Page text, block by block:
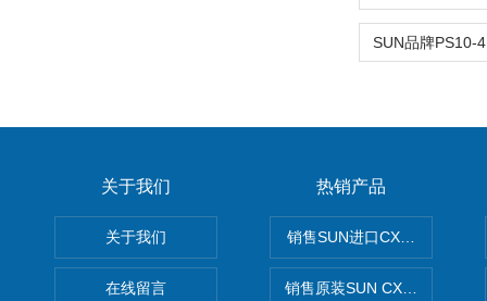
关于我们
关于我们
在线留言
热销产品
销售SUN进口CXGDXCN插
销售原装SUN CXJAXCN全